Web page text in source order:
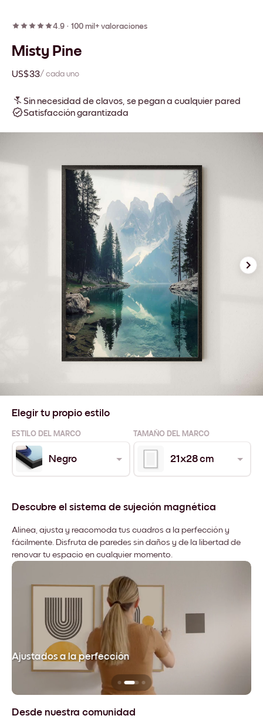
4.9 · 100 mil+ valoraciones
Misty Pine
US$33/ cada uno
Sin necesidad de clavos, se pegan a cualquier pared
Satisfacción garantizada
Elegir tu propio estilo
ESTILO DEL MARCO TAMAÑO DEL MARCO
Negro 21x28 cm
Descubre el sistema de sujeción magnética
Alinea, ajusta y reacomoda tus cuadros a la perfección y
fácilmente. Disfruta de paredes sin daños y de la libertad de
renovar tu espacio en cualquier momento.
Ajustados a la perfección
Desde nuestra comunidad